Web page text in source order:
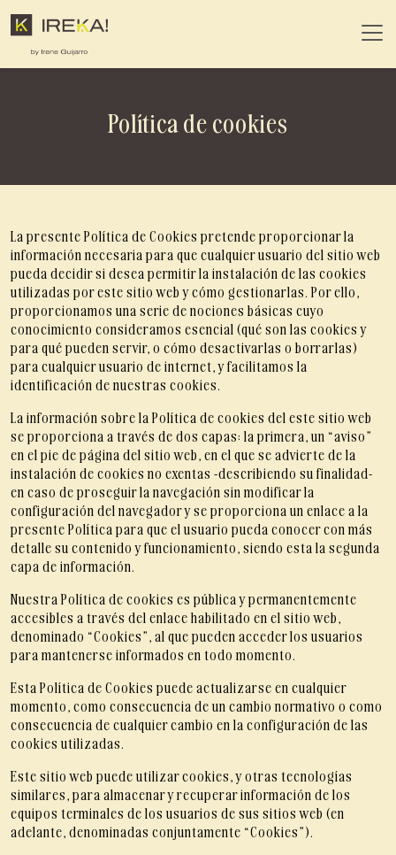
Política de cookies
La presente Política de Cookies pretende proporcionar la
información necesaria para que cualquier usuario del sitio web
pueda decidir si desea permitir la instalación de las cookies
utilizadas por este sitio web y cómo gestionarlas. Por ello,
proporcionamos una serie de nociones básicas cuyo
conocimiento consideramos esencial (qué son las cookies y
para qué pueden servir, o cómo desactivarlas o borrarlas)
para cualquier usuario de internet, y facilitamos la
identificación de nuestras cookies.
La información sobre la Política de cookies del este sitio web
se proporciona a través de dos capas: la primera, un “aviso”
en el pie de página del sitio web, en el que se advierte de la
instalación de cookies no exentas -describiendo su finalidad-
en caso de proseguir la navegación sin modificar la
configuración del navegador y se proporciona un enlace a la
presente Política para que el usuario pueda conocer con más
detalle su contenido y funcionamiento, siendo esta la segunda
capa de información.
Nuestra Política de cookies es pública y permanentemente
accesibles a través del enlace habilitado en el sitio web,
denominado “Cookies”, al que pueden acceder los usuarios
para mantenerse informados en todo momento.
Esta Política de Cookies puede actualizarse en cualquier
momento, como consecuencia de un cambio normativo o como
consecuencia de cualquier cambio en la configuración de las
cookies utilizadas.
Este sitio web puede utilizar cookies, y otras tecnologías
similares, para almacenar y recuperar información de los
equipos terminales de los usuarios de sus sitios web (en
adelante, denominadas conjuntamente “Cookies”).